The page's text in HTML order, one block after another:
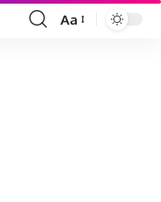
Font
Aa